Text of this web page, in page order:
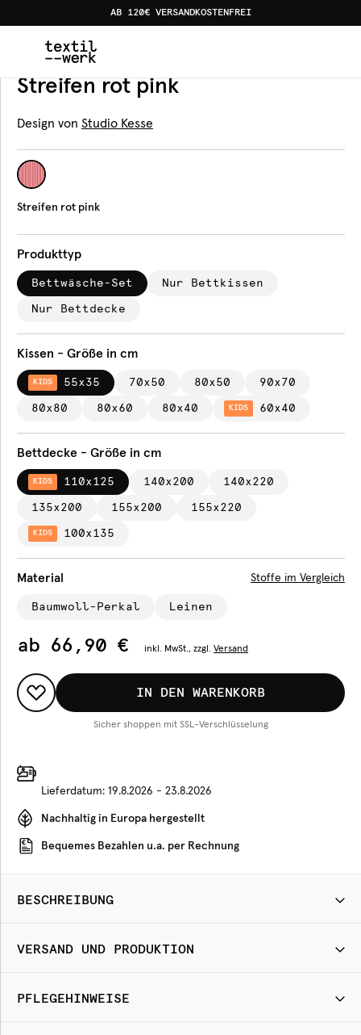
AB 120€ VERSANDKOSTENFREI
Produkte Bettwäsche Streifen rot pink
Bettwäsche
Streifen rot pink
Design von Studio Kesse
Streifen rot pink
Produkttyp
Bettwäsche-Set Nur Bettkissen
Nur Bettdecke
Kissen - Größe in cm
KIDS 55x35 70x50 80x50 90x70
80x80 80x60 80x40 KIDS 60x40
Bettdecke - Größe in cm
KIDS 110x125 140x200 140x220
135x200 155x200 155x220
KIDS 100x135
Material Stoffe im Vergleich
Baumwoll-Perkal Leinen
ab 66,90 € inkl. MwSt., zzgl. Versand
IN DEN WARENKORB
Sicher shoppen mit SSL-Verschlüsselung
Lieferdatum: 19.8.2026 - 23.8.2026
Nachhaltig in Europa hergestellt
Bequemes Bezahlen u.a. per Rechnung
BESCHREIBUNG
VERSAND UND PRODUKTION
PFLEGEHINWEISE